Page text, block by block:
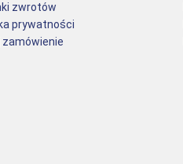
zwrotów
prywatności
zamówienie